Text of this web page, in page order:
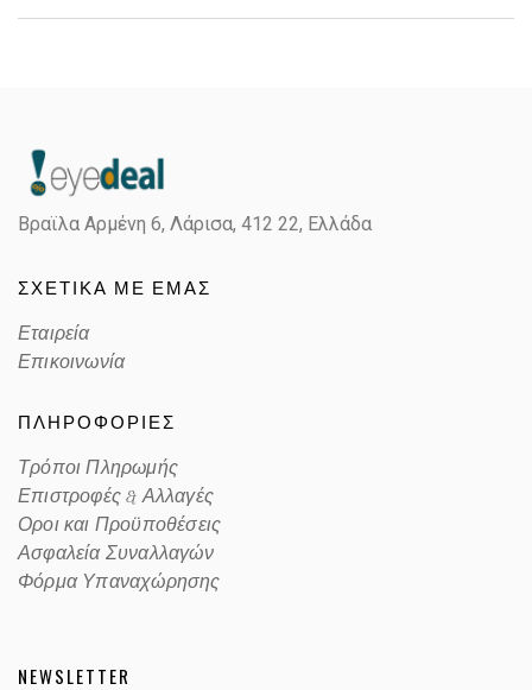
Color
Lens Color GRAY
Color code
Βραϊλα Αρμένη 6, Λάρισα, 412 22, Ελλάδα
ΣΧΕΤΙΚΑ ΜΕ ΕΜΑΣ
Εταιρεία
Επικοινωνία
ΠΛΗΡΟΦΟΡΙΕΣ
Τρόποι Πληρωμής
Επιστροφές & Αλλαγές
Οροι και Προϋποθέσεις
Ασφαλεία Συναλλαγών
Φόρμα Υπαναχώρησης
NEWSLETTER